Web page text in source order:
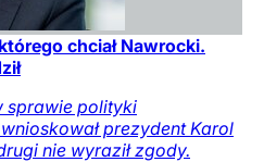
chciał Nawrocki.
sprawie polityki
prezydent Karol
nie wyraził zgody.